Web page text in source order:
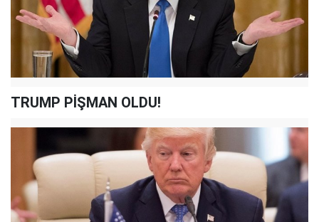
TRUMP PİŞMAN OLDU!